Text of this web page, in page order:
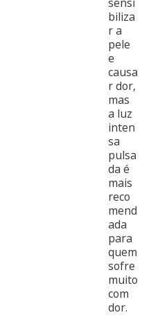
sensi
biliza
r a
pele
e
causa
r dor,
mas
a luz
inten
sa
pulsa
da é
mais
reco
mend
ada
para
quem
sofre
muito
com
dor.